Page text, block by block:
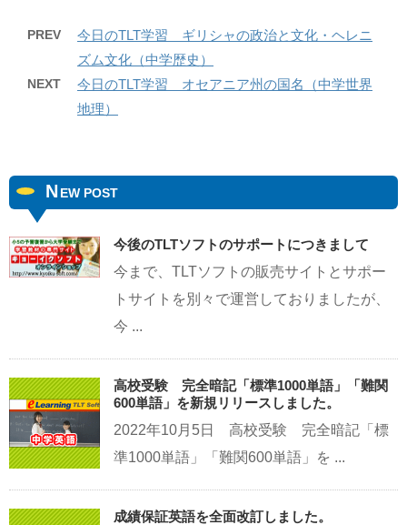
PREV
今日のTLT学習 ギリシャの政治と文化・ヘレニ
ズム文化（中学歴史）
NEXT
今日のTLT学習 オセアニア州の国名（中学世界
地理）
N EW POST
今後のTLTソフトのサポートにつきまして
今まで、TLTソフトの販売サイトとサポー
トサイトを別々で運営しておりましたが、
今 ...
高校受験 完全暗記「標準1000単語」「難関
600単語」を新規リリースしました。
2022年10月5日 高校受験 完全暗記「標
準1000単語」「難関600単語」を ...
成績保証英語を全面改訂しました。